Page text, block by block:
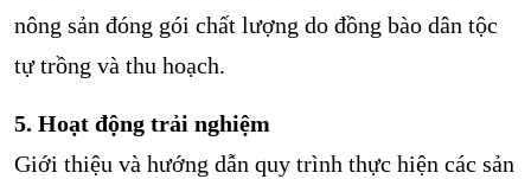
nông sản đóng gói chất lượng do đồng bào dân tộc
tự trồng và thu hoạch.
5. Hoạt động trải nghiệm
Giới thiệu và hướng dẫn quy trình thực hiện các sản